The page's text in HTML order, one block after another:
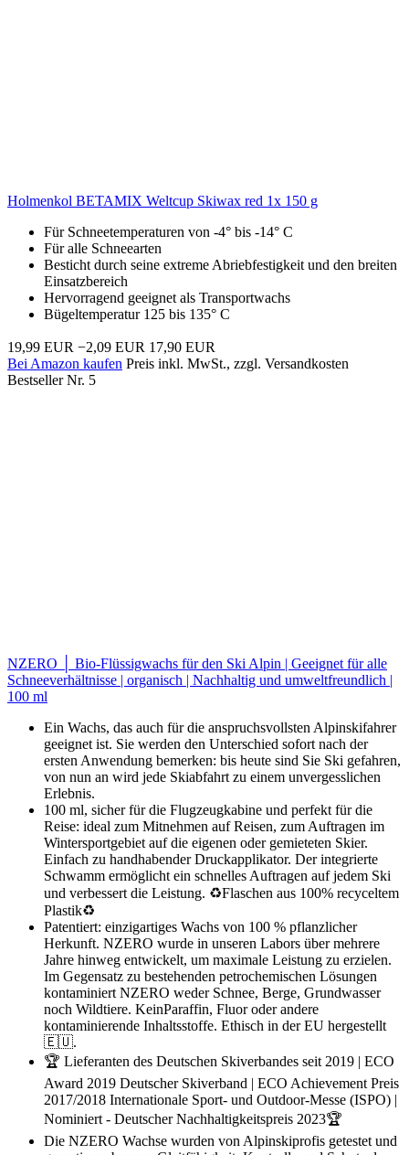
Holmenkol BETAMIX Weltcup Skiwax red 1x 150 g
Für Schneetemperaturen von -4° bis -14° C
Für alle Schneearten
Besticht durch seine extreme Abriebfestigkeit und den breiten
Einsatzbereich
Hervorragend geeignet als Transportwachs
Bügeltemperatur 125 bis 135° C
19,99 EUR −2,09 EUR 17,90 EUR
Bei Amazon kaufen Preis inkl. MwSt., zzgl. Versandkosten
Bestseller Nr. 5
NZERO │ Bio-Flüssigwachs für den Ski Alpin | Geeignet für alle
Schneeverhältnisse | organisch | Nachhaltig und umweltfreundlich |
100 ml
Ein Wachs, das auch für die anspruchsvollsten Alpinskifahrer
geeignet ist. Sie werden den Unterschied sofort nach der
ersten Anwendung bemerken: bis heute sind Sie Ski gefahren,
von nun an wird jede Skiabfahrt zu einem unvergesslichen
Erlebnis.
100 ml, sicher für die Flugzeugkabine und perfekt für die
Reise: ideal zum Mitnehmen auf Reisen, zum Auftragen im
Wintersportgebiet auf die eigenen oder gemieteten Skier.
Einfach zu handhabender Druckapplikator. Der integrierte
Schwamm ermöglicht ein schnelles Auftragen auf jedem Ski
und verbessert die Leistung. ♻️Flaschen aus 100% recyceltem
Plastik♻️
Patentiert: einzigartiges Wachs von 100 % pflanzlicher
Herkunft. NZERO wurde in unseren Labors über mehrere
Jahre hinweg entwickelt, um maximale Leistung zu erzielen.
Im Gegensatz zu bestehenden petrochemischen Lösungen
kontaminiert NZERO weder Schnee, Berge, Grundwasser
noch Wildtiere. KeinParaffin, Fluor oder andere
kontaminierende Inhaltsstoffe. Ethisch in der EU hergestellt
🇪🇺.
🏆 Lieferanten des Deutschen Skiverbandes seit 2019 | ECO
Award 2019 Deutscher Skiverband | ECO Achievement Preis
2017/2018 Internationale Sport- und Outdoor-Messe (ISPO) |
Nominiert - Deutscher Nachhaltigkeitspreis 2023🏆
Die NZERO Wachse wurden von Alpinskiprofis getestet und